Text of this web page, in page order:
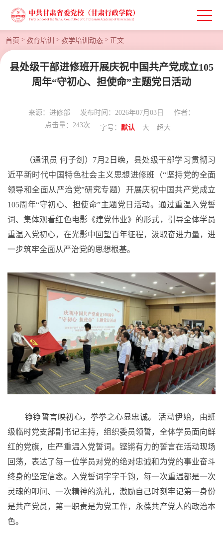
首页 > 教育培训 > 教学培训动态 > 正文
县处级干部进修班开展庆祝中国共产党成立105
周年“守初心、担使命”主题党日活动
来源：进修部 发布时间：2026年07月03日
作者：
点击量： 243次 字号： 默认 大 超大
（通讯员 何子剑） 7月2日晚，县处级干部学习贯彻习
近平新时代中国特色社会主义思想进修班（“坚持党的全面
领导和全面从严治党”研究专题）开展庆祝中国共产党成立
105周年“守初心、担使命”主题党日活动。通过重温入党誓
词、集体观看红色电影《建党伟业》的形式，引导全体学员
重温入党初心，在光影中回望百年征程，汲取奋进力量，进
一步筑牢全面从严治党的思想根基。
铮铮誓言映初心，拳拳之心显忠诚。
活动伊始，由班
级临时党支部副书记主持，组织委员领誓，全体学员面向鲜
红的党旗，庄严重温入党誓词。铿锵有力的誓言在活动现场
回荡，表达了每一位学员对党的绝对忠诚和为党的事业奋斗
终身的坚定信念。入党誓词字字千钧，每一次重温都是一次
灵魂的叩问、一次精神的洗礼，激励自己时刻牢记第一身份
是共产党员，第一职责是为党工作，永葆共产党人的政治本
色。